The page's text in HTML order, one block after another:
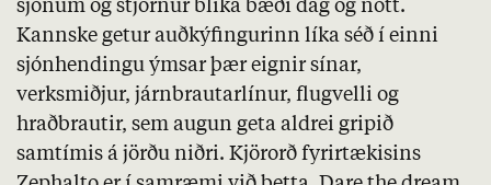
sjónum og stjörnur blika bæði dag og nótt.
Kannske getur auðkýfingurinn líka séð í einni
sjónhendingu ýmsar þær eignir sínar,
verksmiðjur, járnbrautarlínur, flugvelli og
hraðbrautir, sem augun geta aldrei gripið
samtímis á jörðu niðri. Kjörorð fyrirtækisins